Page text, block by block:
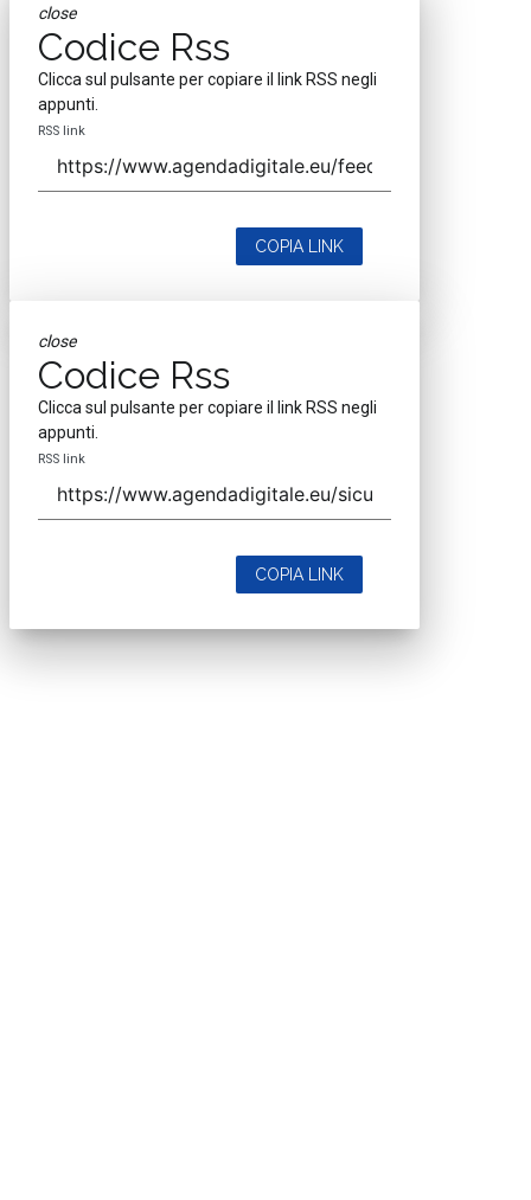
close
Codice Rss
Clicca sul pulsante per copiare il link RSS negli
appunti.
RSS link
COPIA LINK
close
Codice Rss
Clicca sul pulsante per copiare il link RSS negli
appunti.
RSS link
COPIA LINK